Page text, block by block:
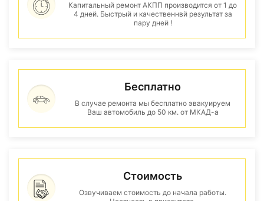
Капитальный ремонт АКПП производится от 1 до
4 дней. Быстрый и качественнвй результат за
пару дней !
Бесплатно
В случае ремонта мы бесплатно эвакуируем
Ваш автомобиль до 50 км. от МКАД-а
Стоимость
Озвучиваем стоимость до начала работы.